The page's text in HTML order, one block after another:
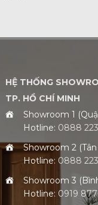
HỆ THỐNG
TP. HỒ CHÍ MINH
Showroom 1
Hotline: 0888
Showroom 2
Hotline: 0888
Showroom 3
Hotline: 0919